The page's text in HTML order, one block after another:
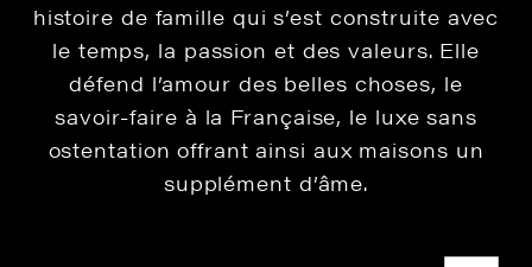
histoire de famille qui s’est construite avec
le temps, la passion et des valeurs. Elle
défend l’amour des belles choses, le
savoir-faire à la Française, le luxe sans
ostentation offrant ainsi aux maisons un
supplément d’âme.